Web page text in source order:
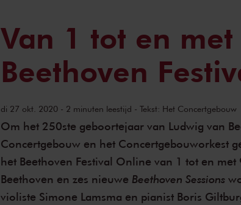
Van 1 tot en
Beethoven
di 27 okt. 2020 - 2 minuten leestijd - Tekst: Het Concertgebouw
Om het 250ste geboortejaar van Ludwig van
Concertgebouw en het Concertgebouworkest
het Beethoven Festival Online van 1 tot en met
Beethoven en zes nieuwe Beethoven Sessions
violiste Simone Lamsma en pianist Boris